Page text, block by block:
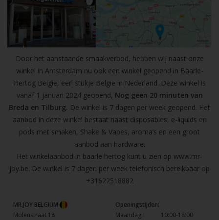
Door het aanstaande smaakverbod, hebben wij naast onze
winkel in Amsterdam nu ook een winkel geopend in Baarle-
Hertog Belgie, een stukje Belgie in Nederland. Deze winkel is
vanaf 1 januari 2024 geopend, Nog geen 20 minuten van
Breda en Tilburg. De winkel is 7 dagen per week geopend. Het
aanbod in deze winkel bestaat naast disposables, e-liquids en
pods met smaken, Shake & Vapes, aroma’s en een groot
aanbod aan hardware.
Het winkelaanbod in baarle hertog kunt u zien op www.mr-
joy.be. De winkel is 7 dagen per week telefonisch bereikbaar op
+31622518882
MR.JOY BELGIUM
Molenstraat 18
Openingstijden:
Maandag:
10:00-18:00